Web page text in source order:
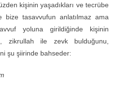
kişinin yaşadıkları ve tecrübe
bize tasavvufun anlatılmaz ama
yoluna girildiğinde kişinin
zikrullah ile zevk bulduğunu,
şu şiirinde bahseder: